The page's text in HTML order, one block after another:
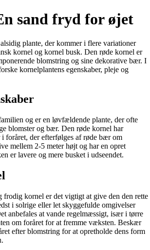
sand fryd for øjet
plante, der kommer i flere variationer
kornel og kornel busk. Den røde kornel er
blomstring og sine dekorative bær. I
kornelplantens egenskaber, pleje og
og er en løvfældende plante, der ofte
blomster og bær. Den røde kornel har
i foråret, der efterfølges af røde bær om
mellem 2-5 meter højt og har en opret
er lavere og mere busket i udseendet.
frodig kornel er det vigtigt at give den den rette
i solrige eller let skyggefulde omgivelser
anbefales at vande regelmæssigt, især i tørre
om foråret for at fremme væksten. Beskær
efter blomstring for at opretholde dens form